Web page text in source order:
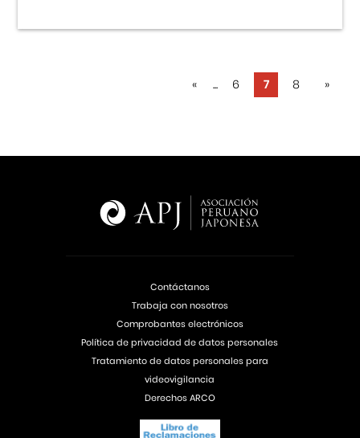
« ... 6 7 8 »
Contáctanos
Trabaja con nosotros
Comprobantes electrónicos
Política de privacidad de datos personales
Tratamiento de datos personales para
videovigilancia
Derechos ARCO